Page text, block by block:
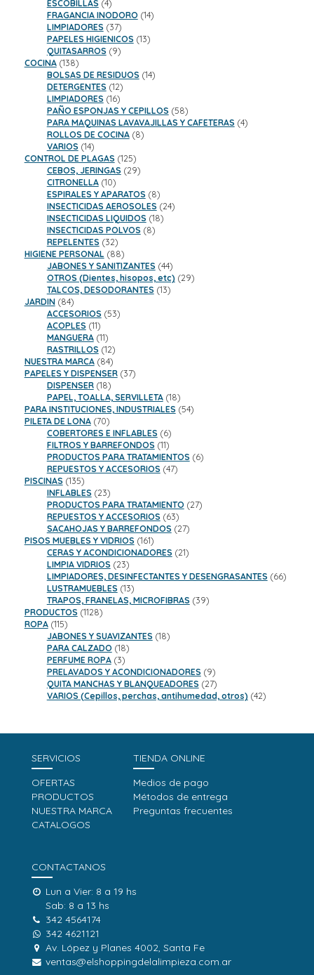
productos
ESCOBILLAS 44
productos
FRAGANCIA INODORO 1414
LIMPIADORES 3737
productos
PAPELES HIGIENICOS 1313
QUITASARROS 99
COCINA 138138
productos
BOLSAS DE RESIDUOS 1414
DETERGENTES 1212
productos
LIMPIADORES 1616
productos
PAÑO ESPONJAS Y CEPILLOS 5858
productos
PARA MAQUINAS LAVAVAJILLAS Y CAFETERAS 44
ROLLOS DE COCINA 88
VARIOS 1414
productos
CONTROL DE PLAGAS 125125
productos
CEBOS, JERINGAS 2929
CITRONELLA 1010
productos
ESPIRALES Y APARATOS 88
productos
INSECTICIDAS AEROSOLES 2424
INSECTICIDAS LIQUIDOS 1818
INSECTICIDAS POLVOS 88
REPELENTES 3232
productos
HIGIENE PERSONAL 8888
productos
JABONES Y SANITIZANTES 4444
productos
OTROS (Dientes, hisopos, etc) 2929
TALCOS, DESODORANTES 1313
JARDIN 8484
productos
ACCESORIOS 5353
ACOPLES 1111
productos
MANGUERA 1111
productos
RASTRILLOS 1212
productos
NUESTRA MARCA 8484
productos
PAPELES Y DISPENSER 3737
DISPENSER 1818
productos
PAPEL, TOALLA, SERVILLETA 1818
productos
PARA INSTITUCIONES, INDUSTRIALES 5454
PILETA DE LONA 7070
productos
COBERTORES E INFLABLES 66
productos
FILTROS Y BARREFONDOS 1111
productos
PRODUCTOS PARA TRATAMIENTOS 66
REPUESTOS Y ACCESORIOS 4747
PISCINAS 135135
productos
INFLABLES 2323
productos
PRODUCTOS PARA TRATAMIENTO 2727
REPUESTOS Y ACCESORIOS 6363
productos
SACAHOJAS Y BARREFONDOS 2727
PISOS MUEBLES Y VIDRIOS 161161
productos
CERAS Y ACONDICIONADORES 2121
LIMPIA VIDRIOS 2323
productos
LIMPIADORES, DESINFECTANTES Y DESENGRASANTES 6666
LUSTRAMUEBLES 1313
productos
TRAPOS, FRANELAS, MICROFIBRAS 3939
PRODUCTOS 11281128
ROPA 115115
productos
JABONES Y SUAVIZANTES 1818
PARA CALZADO 1818
PERFUME ROPA 33
productos
PRELAVADOS Y ACONDICIONADORES 99
productos
QUITA MANCHAS Y BLANQUEADORES 2727
productos
VARIOS (Cepillos, perchas, antihumedad, otros) 4242
SERVICIOS
OFERTAS
PRODUCTOS
NUESTRA MARCA
CATALOGOS
TIENDA ONLINE
Medios de pago
Métodos de entrega
Preguntas frecuentes
CONTACTANOS
Lun a Vier: 8 a 19 hs
Sab: 8 a 13 hs
342 4564174
342 4621121
Av. López y Planes 4002, Santa Fe
ventas@elshoppingdelalimpieza.com.ar